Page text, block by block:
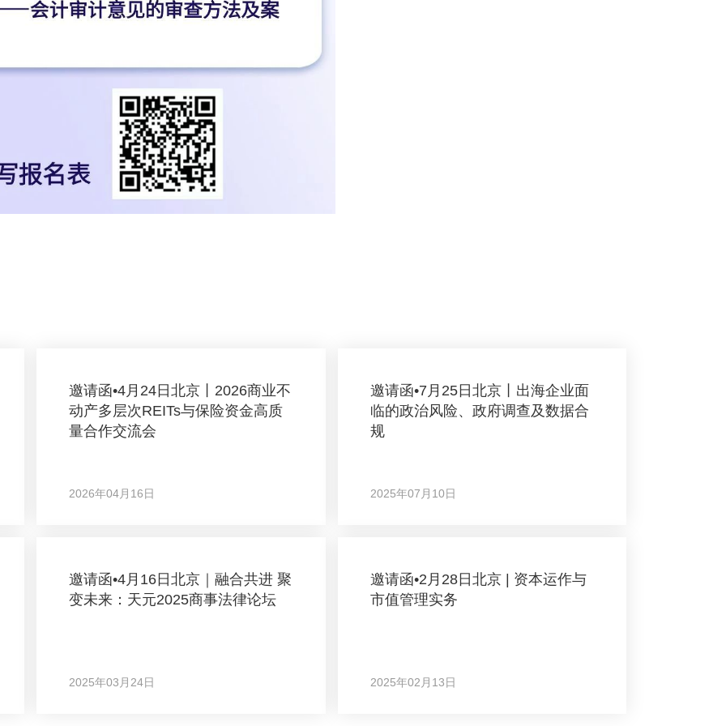
邀请函•4月24日北京丨2026商业不
动产多层次REITs与保险资金高质
量合作交流会
2026年04月16日
邀请函•7月25日北京丨出海企业面
临的政治风险、政府调查及数据合
规
2025年07月10日
邀请函•4月16日北京｜融合共进 聚
变未来：天元2025商事法律论坛
2025年03月24日
邀请函•2月28日北京 | 资本运作与
市值管理实务
2025年02月13日